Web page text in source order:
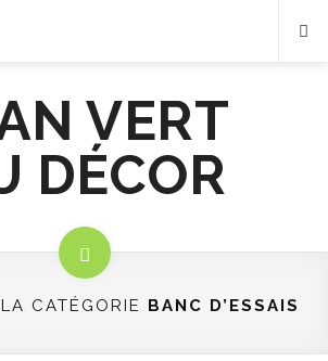
CATÉGORIE BANC D’ESSAIS